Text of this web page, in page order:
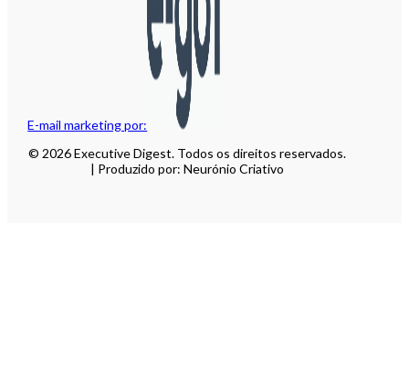
E-mail marketing por:
© 2026 Executive Digest. Todos os direitos reservados.
| Produzido por: Neurónio Criativo